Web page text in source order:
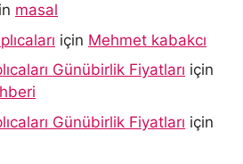
masal
için Mehmet kabakcı
Günübirlik Fiyatları için
Günübirlik Fiyatları için